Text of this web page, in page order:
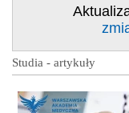
Studia - artykuły